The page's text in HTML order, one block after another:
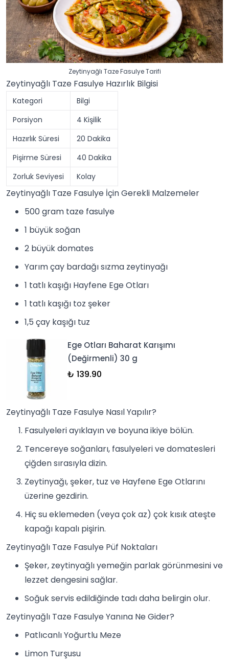
Zeytinyağlı Taze Fasulye Tarifi
Zeytinyağlı Taze Fasulye Hazırlık Bilgisi
Kategori
Bilgi
Porsiyon
4 Kişilik
Hazırlık Süresi
20 Dakika
Pişirme Süresi
40 Dakika
Zorluk Seviyesi
Kolay
Zeytinyağlı Taze Fasulye İçin Gerekli Malzemeler
500 gram taze fasulye
1 büyük soğan
2 büyük domates
Yarım çay bardağı sızma zeytinyağı
1 tatlı kaşığı Hayfene Ege Otları
1 tatlı kaşığı toz şeker
1,5 çay kaşığı tuz
Ege Otları Baharat Karışımı
(Değirmenli) 30 g
₺ 139.90
Zeytinyağlı Taze Fasulye Nasıl Yapılır?
Fasulyeleri ayıklayın ve boyuna ikiye bölün.
Tencereye soğanları, fasulyeleri ve domatesleri
çiğden sırasıyla dizin.
Zeytinyağı, şeker, tuz ve Hayfene Ege Otlarını
üzerine gezdirin.
Hiç su eklemeden (veya çok az) çok kısık ateşte
kapağı kapalı pişirin.
Zeytinyağlı Taze Fasulye Püf Noktaları
Şeker, zeytinyağlı yemeğin parlak görünmesini ve
lezzet dengesini sağlar.
Soğuk servis edildiğinde tadı daha belirgin olur.
Zeytinyağlı Taze Fasulye Yanına Ne Gider?
Patlıcanlı Yoğurtlu Meze
Limon Turşusu